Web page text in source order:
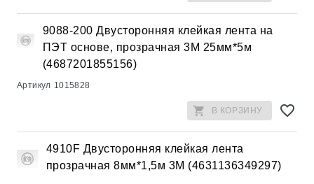
9088-200 Двусторонняя клейкая лента на
ПЭТ основе, прозрачная 3М 25мм*5м
(4687201855156)
Артикул 1015828
В КОРЗИНУ
4910F Двусторонняя клейкая лента
прозрачная 8мм*1,5м 3М (4631136349297)